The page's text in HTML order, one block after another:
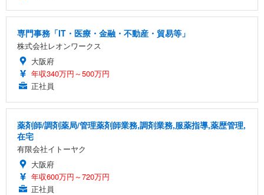
専門事務「IT・医療・金融・不動産・貿易等」
株式会社レオンワークス
大阪府
年収340万円～500万円
正社員
薬剤師/調剤薬局/管理薬剤師業務,調剤業務,服薬指導,薬歴管理,
在宅
有限会社イトーヤク
大阪府
年収600万円～720万円
正社員